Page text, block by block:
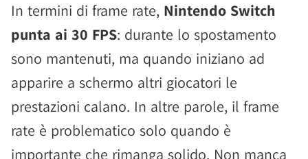
In termini di frame rate, Nintendo Switch
punta ai 30 FPS: durante lo spostamento
sono mantenuti, ma quando iniziano ad
apparire a schermo altri giocatori le
prestazioni calano. In altre parole, il frame
rate è problematico solo quando è
importante che rimanga solido. Non manca